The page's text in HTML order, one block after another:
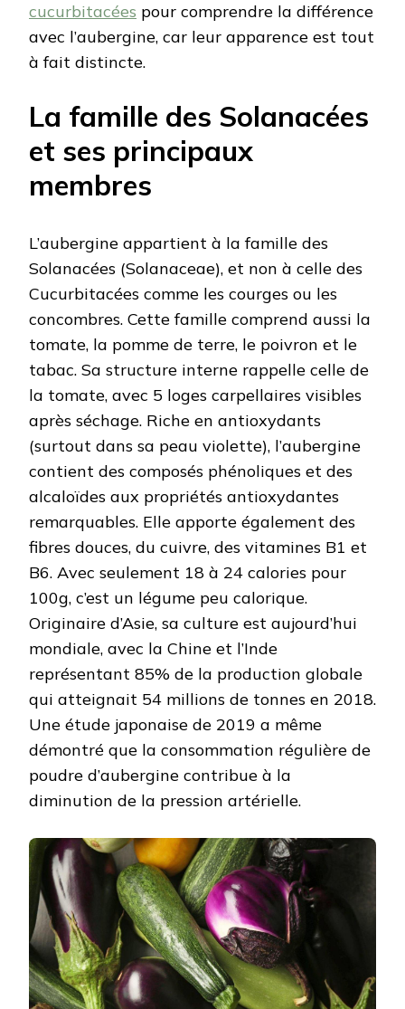
cucurbitacées pour comprendre la différence
avec l’aubergine, car leur apparence est tout
à fait distincte.
La famille des Solanacées
et ses principaux
membres
L’aubergine appartient à la famille des
Solanacées (Solanaceae), et non à celle des
Cucurbitacées comme les courges ou les
concombres. Cette famille comprend aussi la
tomate, la pomme de terre, le poivron et le
tabac. Sa structure interne rappelle celle de
la tomate, avec 5 loges carpellaires visibles
après séchage. Riche en antioxydants
(surtout dans sa peau violette), l’aubergine
contient des composés phénoliques et des
alcaloïdes aux propriétés antioxydantes
remarquables. Elle apporte également des
fibres douces, du cuivre, des vitamines B1 et
B6. Avec seulement 18 à 24 calories pour
100g, c’est un légume peu calorique.
Originaire d’Asie, sa culture est aujourd’hui
mondiale, avec la Chine et l’Inde
représentant 85% de la production globale
qui atteignait 54 millions de tonnes en 2018.
Une étude japonaise de 2019 a même
démontré que la consommation régulière de
poudre d’aubergine contribue à la
diminution de la pression artérielle.